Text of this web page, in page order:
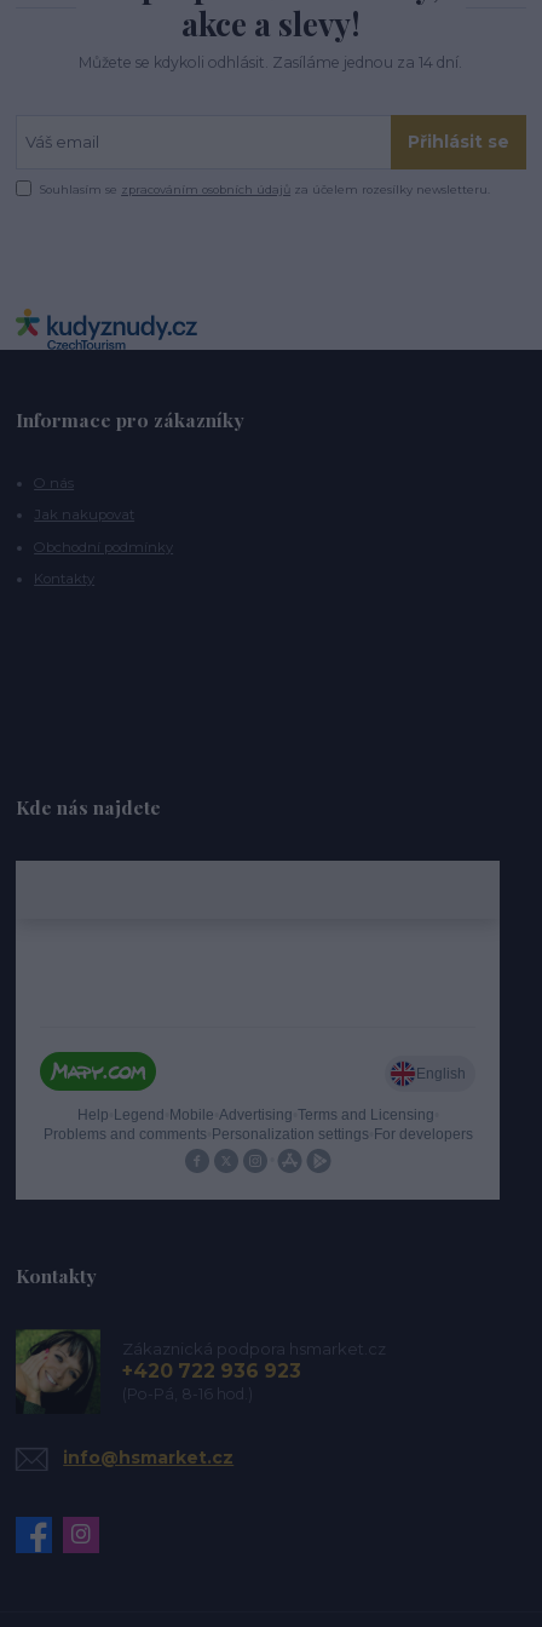
akce a slevy!
Můžete se kdykoli odhlásit. Zasíláme jednou za 14 dní.
Přihlásit se
Souhlasím se zpracováním osobních údajů za účelem rozesílky newsletteru.
Informace pro zákazníky
O nás
Jak nakupovat
Obchodní podmínky
Kontakty
Kde nás najdete
Kontakty
Zákaznická podpora hsmarket.cz
+420 722 936 923
(Po-Pá, 8-16 hod.)
info@hsmarket.cz